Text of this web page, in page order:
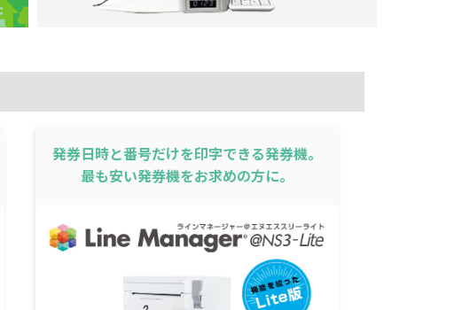
発券日時と番号だけを印字できる発券機。
最も安い発券機をお求めの方に。